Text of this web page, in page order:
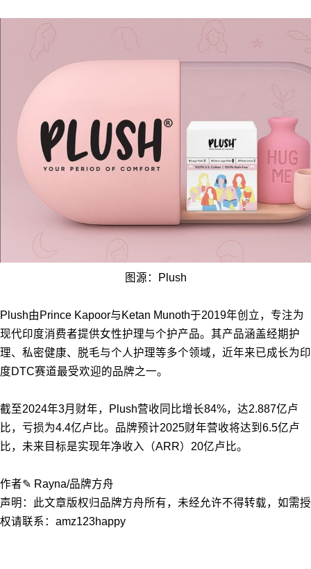
图源：Plush
Plush由Prince Kapoor与Ketan Munoth于2019年创立，专注为
现代印度消费者提供女性护理与个护产品。其产品涵盖经期护
理、私密健康、脱毛与个人护理等多个领域，近年来已成长为印
度DTC赛道最受欢迎的品牌之一。
截至2024年3月财年，Plush营收同比增长84%，达2.887亿卢
比，亏损为4.4亿卢比。品牌预计2025财年营收将达到6.5亿卢
比，未来目标是实现年净收入（ARR）20亿卢比。
作者✎ Rayna/品牌方舟
声明：此文章版权归品牌方舟所有，未经允许不得转载，如需授
权请联系：amz123happy